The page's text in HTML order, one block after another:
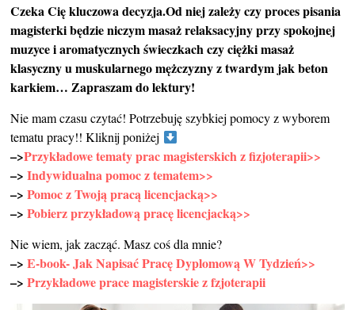
Czeka Cię kluczowa decyzja.Od niej zależy czy proces pisania
magisterki będzie niczym masaż relaksacyjny przy spokojnej
muzyce i aromatycznych świeczkach czy ciężki masaż
klasyczny u muskularnego mężczyzny z twardym jak beton
karkiem…Zapraszam do lektury!
Nie mam czasu czytać! Potrzebuję szybkiej pomocy z wyborem
tematu pracy!! Kliknij poniżej
–>Przykładowe tematy prac magisterskich z fizjoterapii>>
–>Indywidualna pomoc z tematem>>
–>Pomoc z Twoją pracą licencjacką>>
–>Pobierz przykładową pracę licencjacką>>
Nie wiem, jak zacząć. Masz coś dla mnie?
–>E-book- Jak Napisać Pracę Dyplomową W Tydzień>>
–>Przykładowe prace magisterskie z fzjoterapii